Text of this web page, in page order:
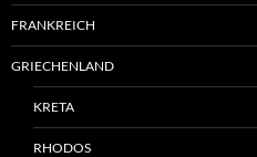
FRANKREICH
GRIECHENLAND
KRETA
RHODOS